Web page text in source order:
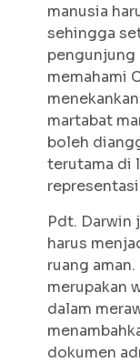
manusia
sehingga
pengunjung
memahami
martabat
boleh
terutama di
Pdt. Darwin
harus
ruang
merupakan
dalam
dokumen